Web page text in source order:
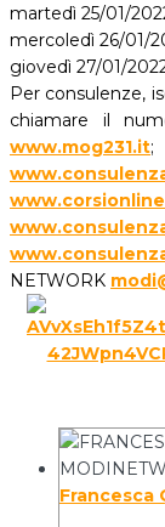
martedì 25/01/
mercoledì 26/01/
giovedì 27/01/
Per consulenze,
chiamare il
www.mog231.it
NETWORK
Francesca